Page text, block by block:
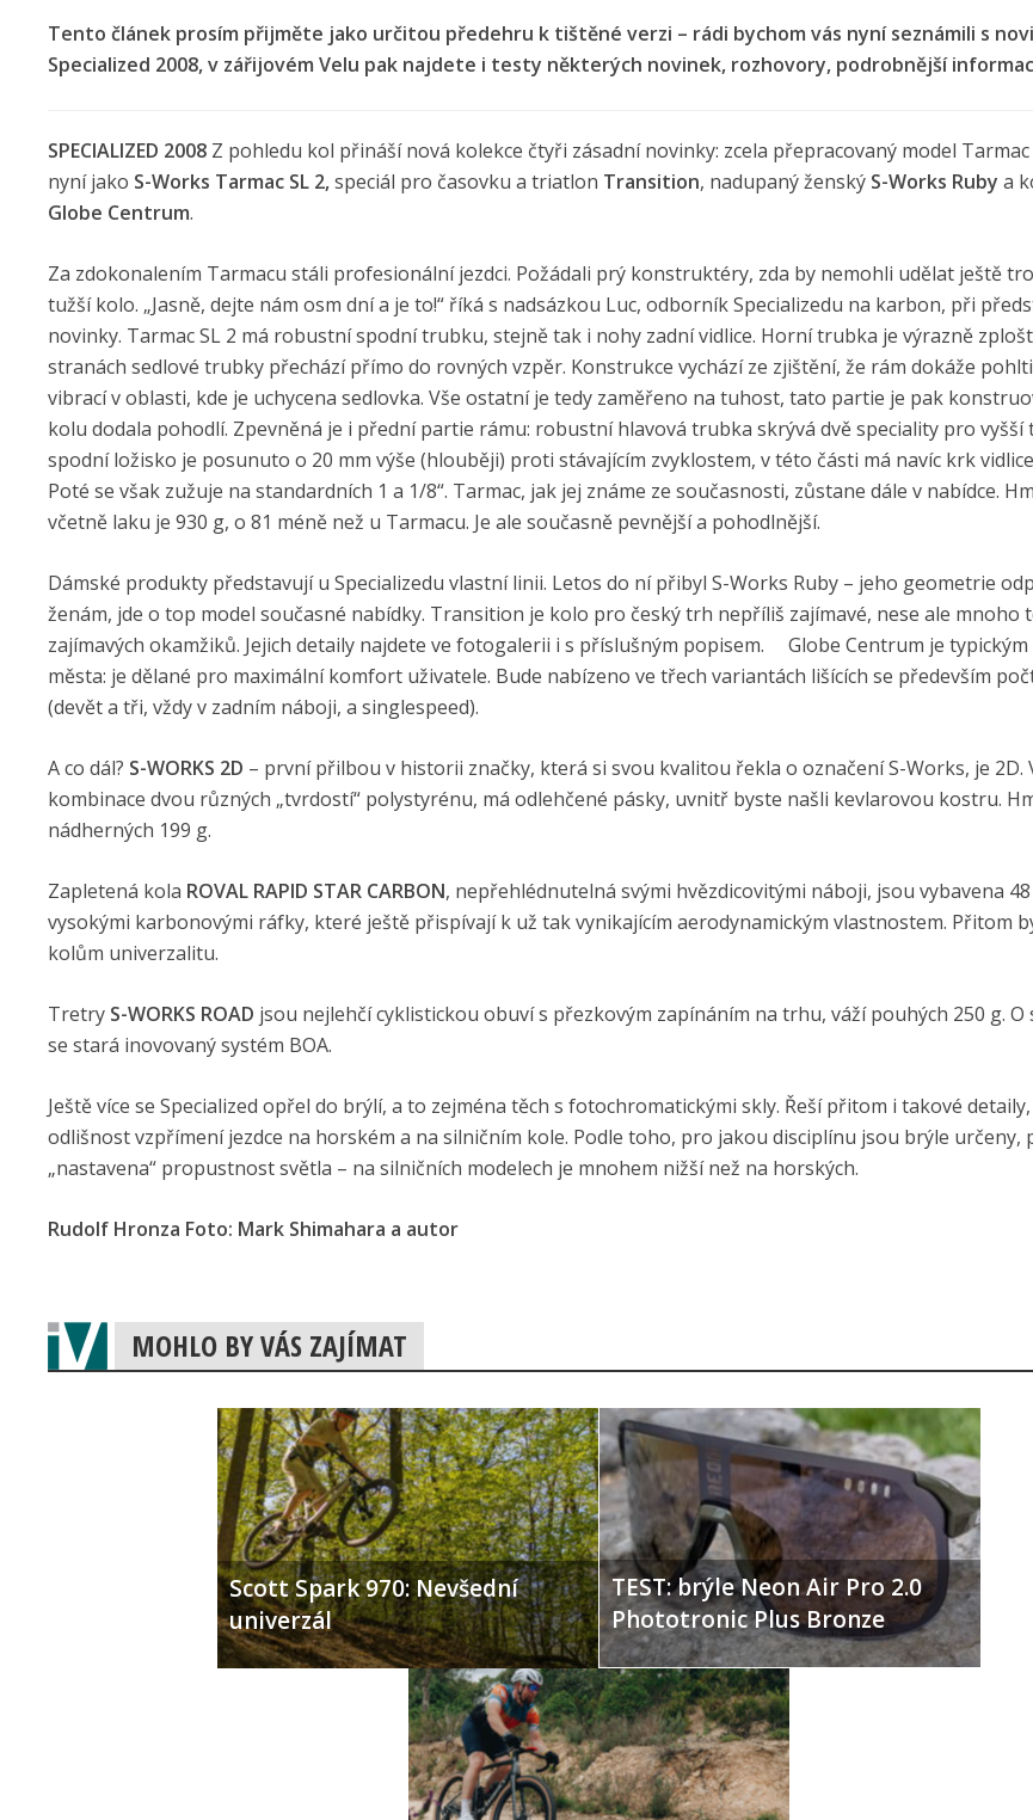
Tento článek prosím přijměte jako určitou předehru k tištěné verzi – rádi bychom vás nyní seznámili s
Specialized 2008, v zářijovém Velu pak najdete i testy některých novinek, rozhovory, podrobnější
SPECIALIZED 2008 Z pohledu kol přináší nová kolekce čtyři zásadní novinky: zcela přepracovaný model
nyní jako S-Works Tarmac SL 2,speciál pro časovku a triatlon Transition, nadupaný ženský S-Works Ruby a
Globe Centrum.
Za zdokonalením Tarmacu stáli profesionální jezdci. Požádali prý konstruktéry, zda by nemohli udělat ještě
tužší kolo. „Jasně, dejte nám osm dní a je to!“ říká s nadsázkou Luc, odborník Specializedu na karbon, při
novinky. Tarmac SL 2 má robustní spodní trubku, stejně tak i nohy zadní vidlice. Horní trubka je výrazně
stranách sedlové trubky přechází přímo do rovných vzpěr. Konstrukce vychází ze zjištění, že rám dokáže
vibrací v oblasti, kde je uchycena sedlovka. Vše ostatní je tedy zaměřeno na tuhost, tato partie je pak
kolu dodala pohodlí. Zpevněná je i přední partie rámu: robustní hlavová trubka skrývá dvě speciality pro vyšší
spodní ložisko je posunuto o 20 mm výše (hlouběji) proti stávajícím zvyklostem, v této části má navíc krk
Poté se však zužuje na standardních 1 a 1/8“. Tarmac, jak jej známe ze současnosti, zůstane dále v nabídce.
včetně laku je 930 g, o 81 méně než u Tarmacu. Je ale současně pevnější a pohodlnější.
Dámské produkty představují u Specializedu vlastní linii. Letos do ní přibyl S-Works Ruby – jeho geometrie
ženám, jde o top model současné nabídky. Transition je kolo pro český trh nepříliš zajímavé, nese ale mnoho
zajímavých okamžiků. Jejich detaily najdete ve fotogalerii i s příslušným popisem. Globe Centrum je typickým
města: je dělané pro maximální komfort uživatele. Bude nabízeno ve třech variantách lišících se především
(devět a tři, vždy v zadním náboji, a singlespeed).
A co dál? S-WORKS 2D – první přilbou v historii značky, která si svou kvalitou řekla o označení S-Works, je 2D.
kombinace dvou různých „tvrdostí“ polystyrénu, má odlehčené pásky, uvnitř byste našli kevlarovou kostru.
nádherných 199 g.
Zapletená kola ROVAL RAPID STAR CARBON, nepřehlédnutelná svými hvězdicovitými náboji, jsou vybavena
vysokými karbonovými ráfky, které ještě přispívají k už tak vynikajícím aerodynamickým vlastnostem. Přitom
kolům univerzalitu.
Tretry S-WORKS ROAD jsou nejlehčí cyklistickou obuví s přezkovým zapínáním na trhu, váží pouhých 250 g. O
se stará inovovaný systém BOA.
Ještě více se Specialized opřel do brýlí, a to zejména těch s fotochromatickými skly. Řeší přitom i takové
odlišnost vzpřímení jezdce na horském a na silničním kole. Podle toho, pro jakou disciplínu jsou brýle určeny,
„nastavena“ propustnost světla – na silničních modelech je mnohem nižší než na horských.
Rudolf Hronza Foto: Mark Shimahara a autor
MOHLO BY VÁS ZAJÍMAT
Scott Spark 970: Nevšední
univerzál
TEST: brýle Neon Air Pro 2.0
Phototronic Plus Bronze